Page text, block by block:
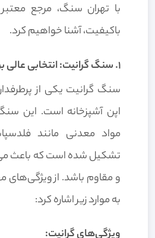
با تهران سنگ، مرجع
باکیفیت، آشنا خواهیم کرد.
1. سنگ گرانیت: انتخابی عالی برای دوام و زیبایی
سنگ گرانیت یکی از
اپن آشپزخانه است. این
مواد معدنی مانند
تشکیل شده است که باعث
و مقاوم باشد. از ویژگی‌های
به موارد زیر اشاره کرد:
ویژگی‌های گرانیت: